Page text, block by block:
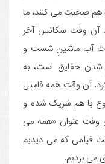
هم صحبت می کنند، ما
آن وقت سکانس آخر
آب ماشینِ شست و
شدن حقایق است، به
آن وقت همه فامیل
با هم شریک شده و
وقت عنوان «همه می
فیلمی که می دیدیم
می بردیم.